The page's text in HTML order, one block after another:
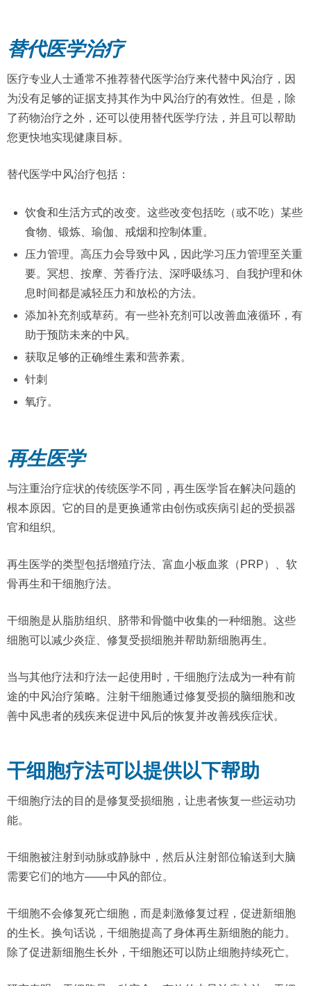
替代医学治疗
医疗专业人士通常不推荐替代医学治疗来代替中风治疗，因
为没有足够的证据支持其作为中风治疗的有效性。但是，除
了药物治疗之外，还可以使用替代医学疗法，并且可以帮助
您更快地实现健康目标。
替代医学中风治疗包括：
饮食和生活方式的改变。这些改变包括吃（或不吃）某些
食物、锻炼、瑜伽、戒烟和控制体重。
压力管理。高压力会导致中风，因此学习压力管理至关重
要。冥想、按摩、芳香疗法、深呼吸练习、自我护理和休
息时间都是减轻压力和放松的方法。
添加补充剂或草药。有一些补充剂可以改善血液循环，有
助于预防未来的中风。
获取足够的正确维生素和营养素。
针刺
氧疗。
再生医学
与注重治疗症状的传统医学不同，再生医学旨在解决问题的
根本原因。它的目的是更换通常由创伤或疾病引起的受损器
官和组织。
再生医学的类型包括增殖疗法、富血小板血浆（PRP）、软
骨再生和干细胞疗法。
干细胞是从脂肪组织、脐带和骨髓中收集的一种细胞。这些
细胞可以减少炎症、修复受损细胞并帮助新细胞再生。
当与其他疗法和疗法一起使用时，干细胞疗法成为一种有前
途的中风治疗策略。注射干细胞通过修复受损的脑细胞和改
善中风患者的残疾来促进中风后的恢复并改善残疾症状。
干细胞疗法可以提供以下帮助
干细胞疗法的目的是修复受损细胞，让患者恢复一些运动功
能。
干细胞被注射到动脉或静脉中，然后从注射部位输送到大脑
需要它们的地方——中风的部位。
干细胞不会修复死亡细胞，而是刺激修复过程，促进新细胞
的生长。换句话说，干细胞提高了身体再生新细胞的能力。
除了促进新细胞生长外，干细胞还可以防止细胞持续死亡。